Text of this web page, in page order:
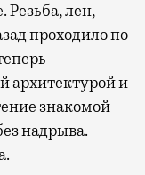
Резьба, лен,
проходило по
архитектурой и
знакомой
надрыва.